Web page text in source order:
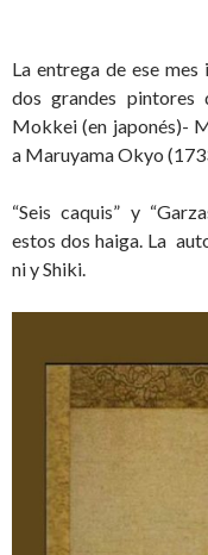
La entrega de ese
dos grandes pintores
Mokkei (en japonés)-
a Maruyama Okyo
“Seis caquis” y
estos dos haiga. La
ni y Shiki.